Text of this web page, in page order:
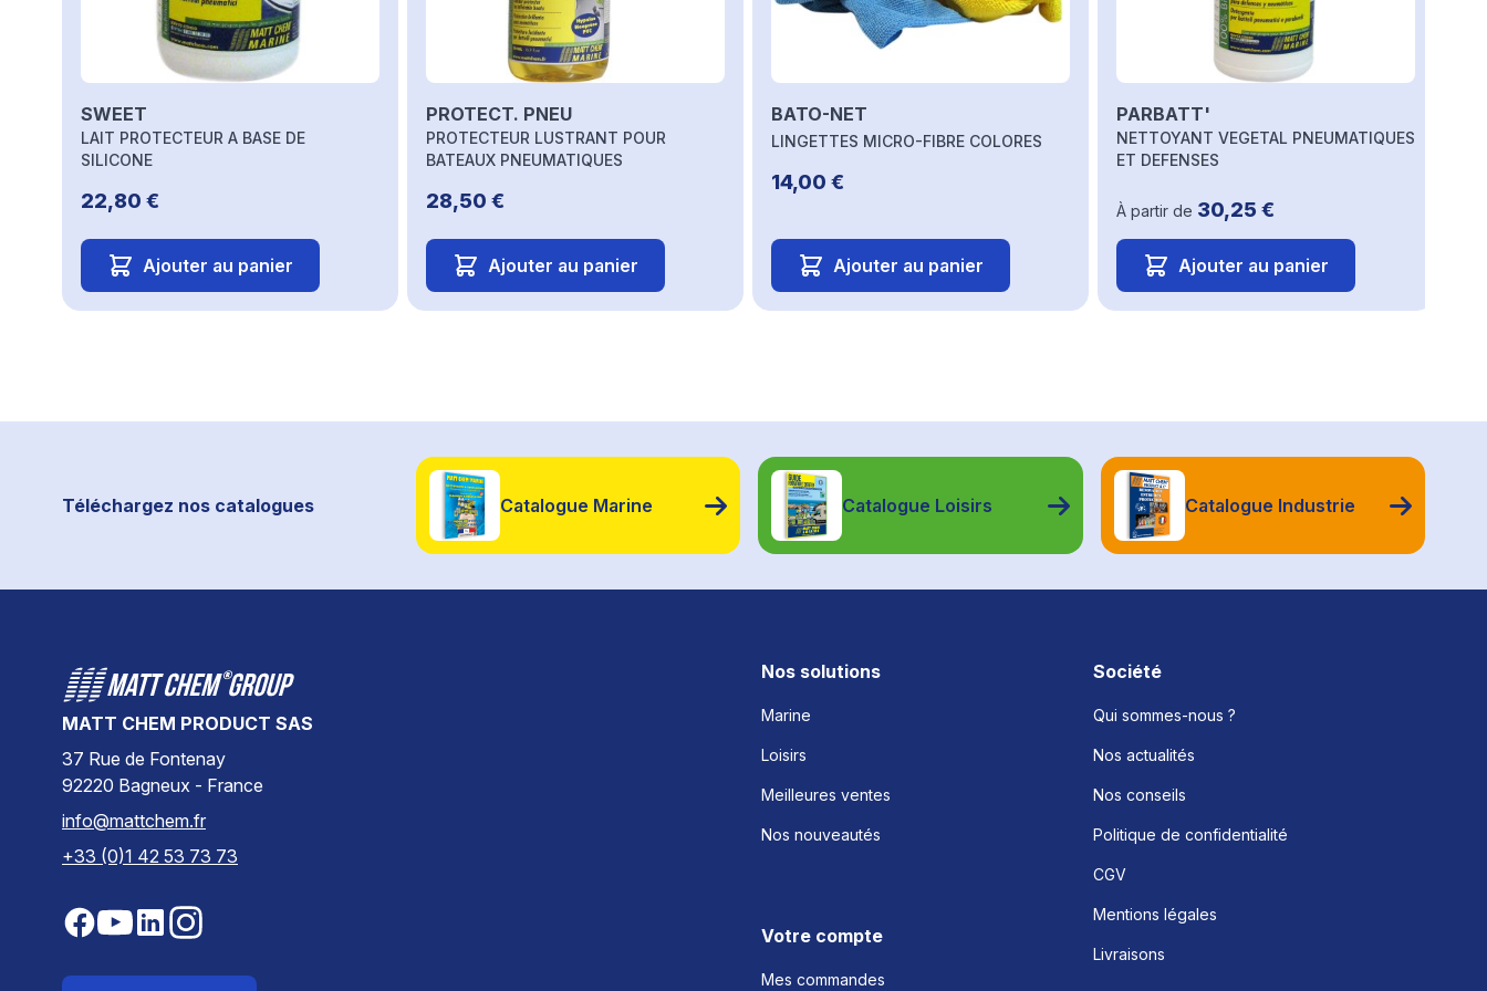
SWEET
LAIT PROTECTEUR A BASE DE
SILICONE
22,80 €
Ajouter au panier
PROTECT. PNEU
PROTECTEUR LUSTRANT POUR
BATEAUX PNEUMATIQUES
28,50 €
Ajouter au panier
BATO-NET
LINGETTES MICRO-FIBRE COLORES
14,00 €
Ajouter au panier
PARBATT'
NETTOYANT VEGETAL PNEUMATIQUES
ET DEFENSES
À partir de 30,25 €
Ajouter au panier
Téléchargez nos catalogues Catalogue Marine Catalogue Loisirs Catalogue Industrie
MATT CHEM PRODUCT SAS
37 Rue de Fontenay
92220 Bagneux - France
info@mattchem.fr
+33 (0)1 42 53 73 73
Nos solutions
Marine
Loisirs
Meilleures ventes
Nos nouveautés
Société
Qui sommes-nous ?
Nos actualités
Nos conseils
Politique de confidentialité
CGV
Mentions légales
Livraisons
Votre compte
Mes commandes